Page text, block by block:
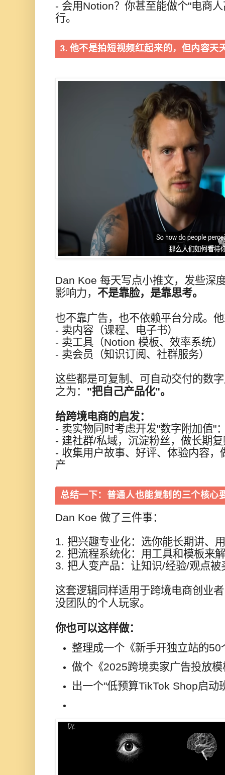
- 会用Notion？你甚至能做个"电商
行。
3. 他不是拍短视频红起来的，但内容天
Dan Koe 每天写点小推文，发些深
影响力， 不是靠脸，是靠思考。
也不靠广告，也不依赖平台分成。
- 卖内容（课程、电子书）
- 卖工具（Notion 模板、效率系统）
- 卖会员（知识订阅、社群服务）
这些都是可复制、可自动交付的数
之为： "把自己产品化"。
给跨境电商的启发：
- 卖实物同时考虑开发"数字附加值"
- 建社群/私域，沉淀粉丝，做长期
- 收集用户故事、好评、体验内容，
产
总结一下：普通人也能复制的三个核心
Dan Koe 做了三件事：
1. 把兴趣专业化：选你能长期讲、
2. 把流程系统化：用工具和模板来
3. 把人变产品：让知识/经验/观点被
这套逻辑同样适用于跨境电商创业
没团队的个人玩家。
你也可以这样做：
整理成一个《新手开独立站的50
做个《2025跨境卖家广告投放
出一个"低预算TikTok Shop启动